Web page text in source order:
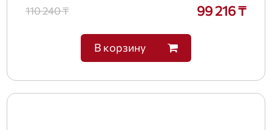
110 240 ₸ 99 216 ₸
В корзину